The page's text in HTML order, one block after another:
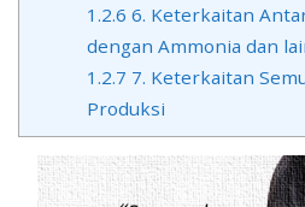
1.2.6 6. Keterkaitan
dengan Ammonia dan
1.2.7 7. Keterkaitan
Produksi